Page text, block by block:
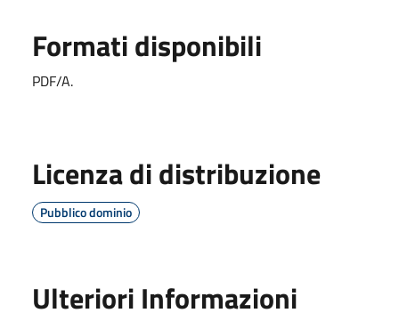
Formati disponibili
PDF/A.
Licenza di distribuzione
Pubblico dominio
Ulteriori Informazioni